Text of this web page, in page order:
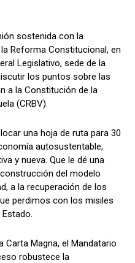
sostenida con la
Reforma Constitucional, en
Legislativo, sede de la
los puntos sobre las
a la Constitución de la
(CRBV).
una hoja de ruta para 30
autosustentable,
y nueva. Que le dé una
del modelo
a la recuperación de los
perdimos con los misiles
Carta Magna, el Mandatario
robustece la